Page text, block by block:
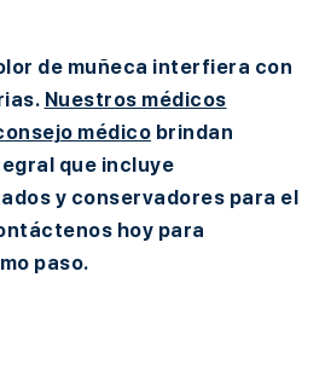
de muñeca interfiera con
Nuestros médicos
médico brindan
que incluye
y conservadores para el
hoy para
paso.